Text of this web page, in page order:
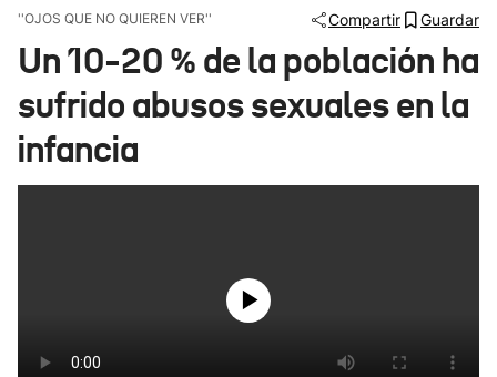
Ikusmiran
''OJOS QUE NO QUIEREN VER'' Compartir Guardar
Un 10-20 % de la población ha
sufrido abusos sexuales en la
infancia